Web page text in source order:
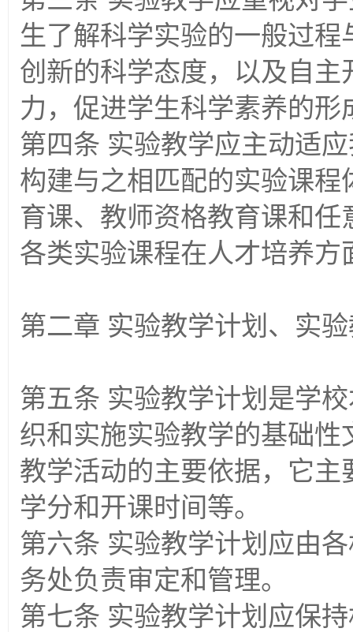
生了解科学实验的一般过
创新的科学态度，以及自
力，促进学生科学素养的形
第四条 实验教学应主动适
构建与之相匹配的实验课
育课、教师资格教育课和
各类实验课程在人才培养方
第二章 实验教学计划、实
第五条 实验教学计划是学
织和实施实验教学的基础
教学活动的主要依据，它
学分和开课时间等。
第六条 实验教学计划应由
务处负责审定和管理。
第七条 实验教学计划应保